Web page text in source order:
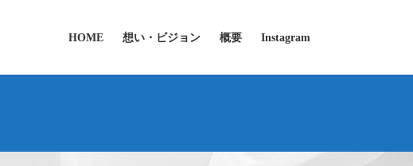
HOME 想い・ビジョン 概要 Instagram